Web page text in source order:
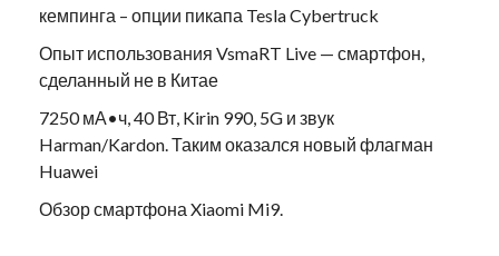
кемпинга – опции пикапа Tesla Cybertruck
Опыт использования VsmaRT Live — смартфон,
сделанный не в Китае
7250 мА•ч, 40 Вт, Kirin 990, 5G и звук
Harman/Kardon. Таким оказался новый флагман
Huawei
Обзор смартфона Xiaomi Mi9.